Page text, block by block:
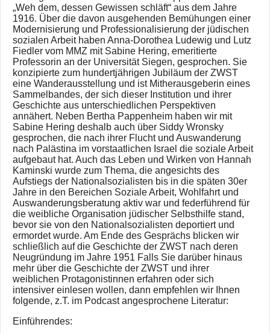
„Weh dem, dessen Gewissen schläft“ aus dem Jahre
1916. Über die davon ausgehenden Bemühungen einer
Modernisierung und Professionalisierung der jüdischen
sozialen Arbeit haben Anna-Dorothea Ludewig und Lutz
Fiedler vom MMZ mit Sabine Hering, emeritierte
Professorin an der Universität Siegen, gesprochen. Sie
konzipierte zum hundertjährigen Jubiläum der ZWST
eine Wanderausstellung und ist Mitherausgeberin eines
Sammelbandes, der sich dieser Institution und ihrer
Geschichte aus unterschiedlichen Perspektiven
annähert. Neben Bertha Pappenheim haben wir mit
Sabine Hering deshalb auch über Siddy Wronsky
gesprochen, die nach ihrer Flucht und Auswanderung
nach Palästina im vorstaatlichen Israel die soziale Arbeit
aufgebaut hat. Auch das Leben und Wirken von Hannah
Kaminski wurde zum Thema, die angesichts des
Aufstiegs der Nationalsozialisten bis in die späten 30er
Jahre in den Bereichen Soziale Arbeit, Wohlfahrt und
Auswanderungsberatung aktiv war und federführend für
die weibliche Organisation jüdischer Selbsthilfe stand,
bevor sie von den Nationalsozialisten deportiert und
ermordet wurde. Am Ende des Gesprächs blicken wir
schließlich auf die Geschichte der ZWST nach deren
Neugründung im Jahre 1951 Falls Sie darüber hinaus
mehr über die Geschichte der ZWST und ihrer
weiblichen Protagonistinnen erfahren oder sich
intensiver einlesen wollen, dann empfehlen wir Ihnen
folgende, z.T. im Podcast angesprochene Literatur:
Einführendes: